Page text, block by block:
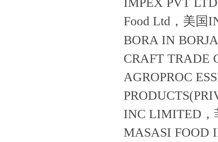
Food Ltd，美国
BORA IN
CRAFT TRADE
AGROPROC
INC LIMITED，
MASASI FOOD